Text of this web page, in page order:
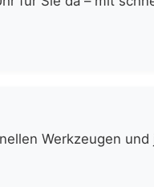
Werkzeugen und